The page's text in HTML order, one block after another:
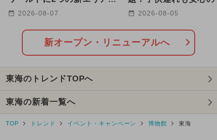
2025年5月のイベント
2025年6月のイベント
2025年8月のイベント
2024年9月のイベント
夏休み（涼しい）
生 弓矢や宝石探しも！
2026-08-07
庵 名古屋山王店」が
2026-08-05
新オープン・リニューアルへ
東海のトレンドTOPへ
東海の新着一覧へ
TOP トレンド イベント・キャンペーン 博物館 東海